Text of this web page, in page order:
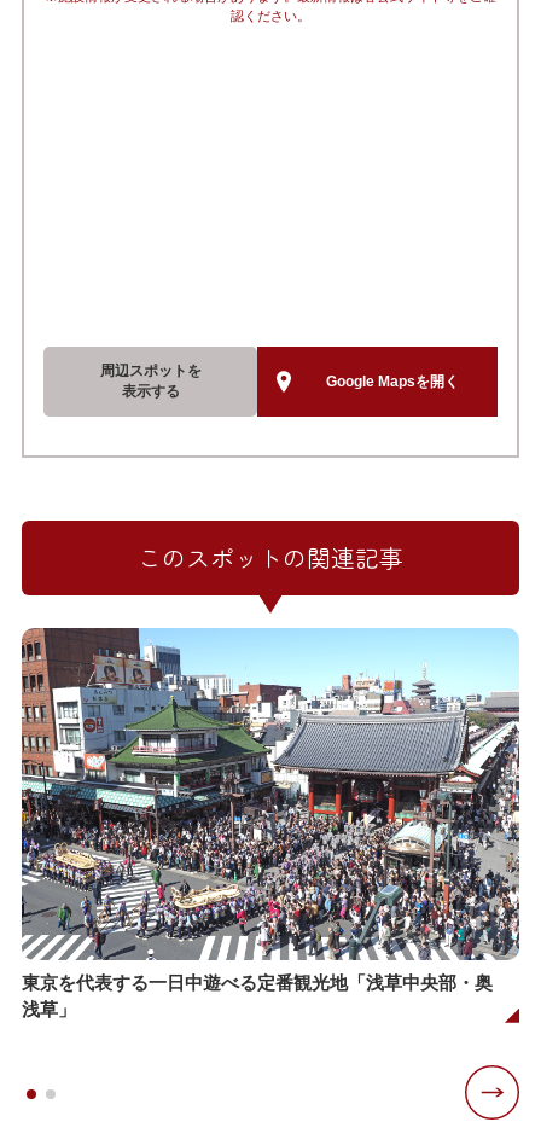
認ください。
周辺スポットを
表示する
Google Mapsを開く
このスポットの関連記事
東京を代表する一日中遊べる定番観光地「浅草中央部・奥
浅草」